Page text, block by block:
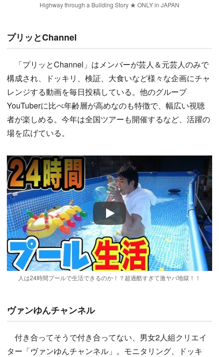
Highway through a Building Story ★ ONLY in JAPAN
プリッとChannel
「プリッとChannel」はメンバーが芸人＆元芸人のみで
構成され、ドッキリ、検証、大食いなど様々な企画にチャ
レンジする動画を毎日投稿している。他のグループ
YouTuberに比べ年齢層が高めなのも特徴で、幅広い視聴
者が楽しめる。今年は全国ツアーも開催するなど、活躍の
場を広げている。
Play
人は24時間プールで生活できるのか！？超過酷すぎて激ヤバ地獄！！
ヴァンゆんチャンネル
付き合ってそうで付き合ってない、男女2人組クリエイ
ター「ヴァンゆんチャンネル」。モニタリング、ドッキ